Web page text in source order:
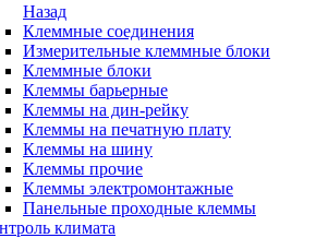
Назад
Клеммные соединения
Измерительные клеммные блоки
Клеммные блоки
Клеммы барьерные
Клеммы на дин-рейку
Клеммы на печатную плату
Клеммы на шину
Клеммы прочие
Клеммы электромонтажные
Панельные проходные клеммы
климата